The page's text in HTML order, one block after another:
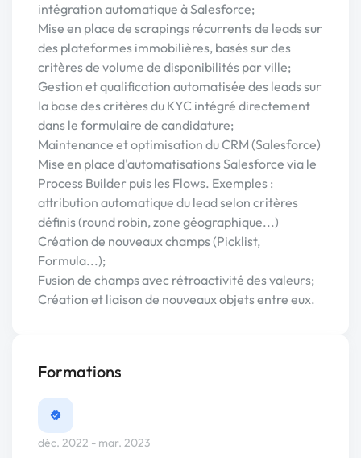
intégration automatique à Salesforce;
Mise en place de scrapings récurrents de leads sur
des plateformes immobilières, basés sur des
critères de volume de disponibilités par ville;
Gestion et qualification automatisée des leads sur
la base des critères du KYC intégré directement
dans le formulaire de candidature;
Maintenance et optimisation du CRM (Salesforce)
Mise en place d'automatisations Salesforce via le
Process Builder puis les Flows. Exemples :
attribution automatique du lead selon critères
définis (round robin, zone géographique...)
Création de nouveaux champs (Picklist,
Formula...);
Fusion de champs avec rétroactivité des valeurs;
Création et liaison de nouveaux objets entre eux.
Formations
déc. 2022 - mar. 2023